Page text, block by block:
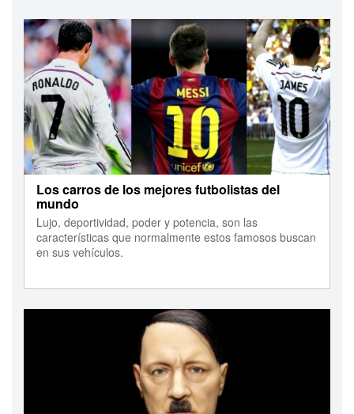
Los carros de los mejores futbolistas del
mundo
Lujo, deportividad, poder y potencia, son las
características que normalmente estos famosos buscan
en sus vehículos.